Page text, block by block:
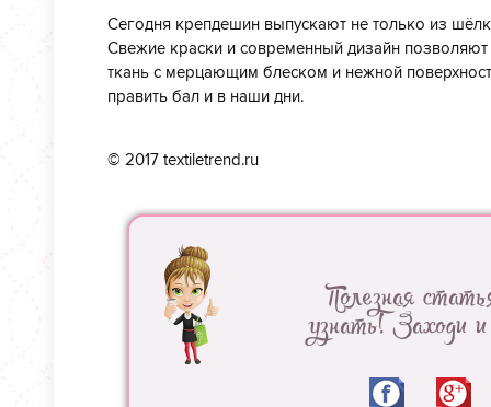
Сегодня крепдешин выпускают не только из
Свежие краски и современный дизайн
ткань с мерцающим блеском и нежной
править бал и в наши дни.
© 2017 textiletrend.ru
Полезная
узнать! Заходи и